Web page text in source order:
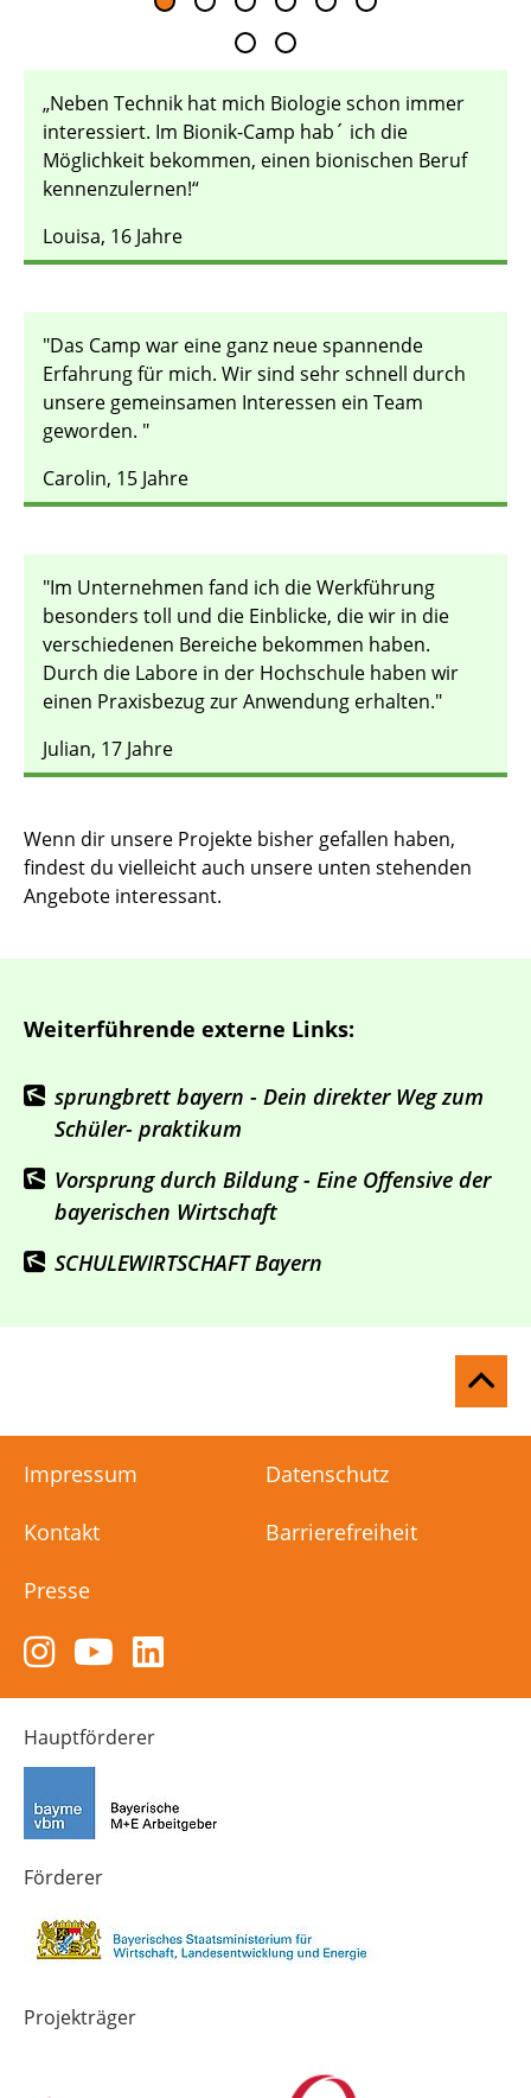
„Neben Technik hat mich Biologie schon immer
interessiert. Im Bionik-Camp hab´ ich die
Möglichkeit bekommen, einen bionischen Beruf
kennenzulernen!“
Louisa, 16 Jahre
"Das Camp war eine ganz neue spannende
Erfahrung für mich. Wir sind sehr schnell durch
unsere gemeinsamen Interessen ein Team
geworden. "
Carolin, 15 Jahre
"Im Unternehmen fand ich die Werkführung
besonders toll und die Einblicke, die wir in die
verschiedenen Bereiche bekommen haben.
Durch die Labore in der Hochschule haben wir
einen Praxisbezug zur Anwendung erhalten."
Julian, 17 Jahre
Wenn dir unsere Projekte bisher gefallen haben,
findest du vielleicht auch unsere unten stehenden
Angebote interessant.
Weiterführende externe Links:
sprungbrett bayern - Dein direkter Weg zum
Schüler- praktikum
Vorsprung durch Bildung - Eine Offensive der
bayerischen Wirtschaft
SCHULEWIRTSCHAFT Bayern
Impressum Datenschutz
Kontakt Barrierefreiheit
Presse
Zum
Instagram-
Kanal
von
Technik-
in
Bayern
4.0
Zum
YouTube-
Kanal
von
LinkedIn-
Kanal
Hauptförderer
Förderer
Projekträger